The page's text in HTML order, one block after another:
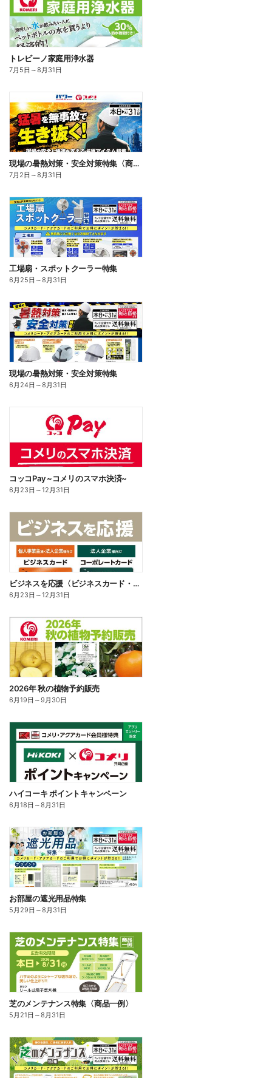
トレビーノ家庭用浄水器
7月5日 ～8月31日
現場の暑熱対策・安全対策特集〈商品一例〉
7月2日 ～8月31日
工場扇・スポットクーラー特集
6月25日 ～8月31日
現場の暑熱対策・安全対策特集
6月24日 ～8月31日
コッコPay ~コメリのスマホ決済~
6月23日 ～12月31日
ビジネスを応援〈ビジネスカード・コーポレートカード〉
6月23日 ～12月31日
2026年 秋の植物予約販売
6月19日 ～9月30日
ハイコーキ ポイントキャンペーン
6月18日 ～8月31日
お部屋の遮光用品特集
5月29日 ～8月31日
芝のメンテナンス特集〈商品一例〉
5月21日 ～8月31日